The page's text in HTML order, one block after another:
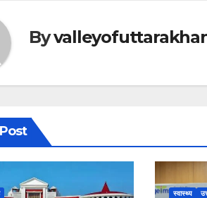
By
स्वास्थ्य